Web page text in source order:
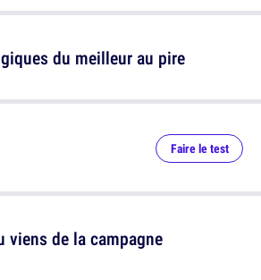
du meilleur au pire
Faire le test
viens de la campagne